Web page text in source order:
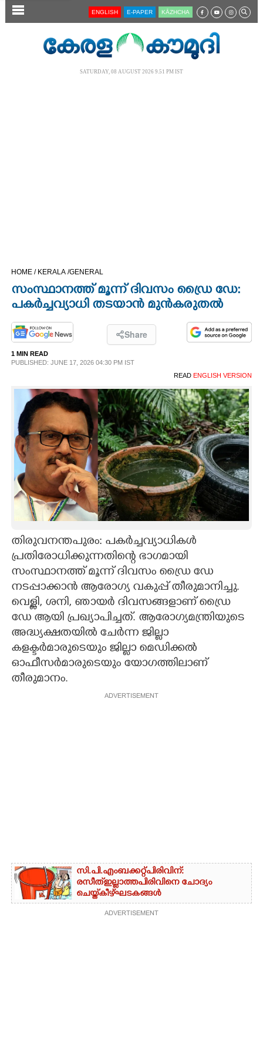
SECTIONS
CINEMA
OPINION
PHOTOS
SPIRITUAL
INFO+
ART
ASTRO
CARTOONS
ZOOM
CONTACT US
ENGLISH E-PAPER KĀZHCHA
SATURDAY, 08 AUGUST 2026 9.51 PM IST
HOME / KERALA /GENERAL
സംസ്ഥാനത്ത് മൂന്ന് ദിവസം ഡ്രൈ ഡേ:
പകർച്ചവ്യാധി തടയാൻ മുൻകരുതൽ
Share
1 MIN READ
PUBLISHED: JUNE 17, 2026 04:30 PM IST
READ ENGLISH VERSION
തിരുവനന്തപുരം: പകർച്ചവ്യാധികൾ
പ്രതിരോധിക്കുന്നതിന്റെ ഭാഗമായി
സംസ്ഥാനത്ത് മൂന്ന് ദിവസം ഡ്രൈ ഡേ
നടപ്പാക്കാൻ ആരോഗ്യ വകുപ്പ് തീരുമാനിച്ചു.
വെള്ളി, ശനി, ഞായർ ദിവസങ്ങളാണ് ഡ്രൈ
ഡേ ആയി പ്രഖ്യാപിച്ചത്. ആരോഗ്യമന്ത്രിയുടെ
അദ്ധ്യക്ഷതയിൽ ചേർന്ന ജില്ലാ
കളക്ടർമാരുടെയും ജില്ലാ മെഡിക്കൽ
ഓഫീസർമാരുടെയും യോഗത്തിലാണ്
തീരുമാനം.
ADVERTISEMENT
സി.പി.എം ബക്കറ്റ് പിരിവിന്:
രസീത് ഇല്ലാത്ത പിരിവിനെ ചോദ്യം
ചെയ്ത് കീഴ്ഘടകങ്ങൾ
ADVERTISEMENT